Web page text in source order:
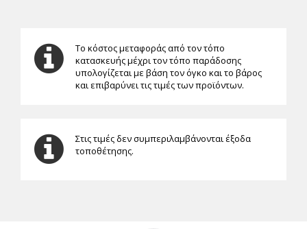
Το κόστος μεταφοράς από τον τόπο
κατασκευής μέχρι τον τόπο παράδοσης
υπολογίζεται με βάση τον όγκο και το βάρος
και επιβαρύνει τις τιμές των προϊόντων.
Στις τιμές δεν συμπεριλαμβάνονται έξοδα
τοποθέτησης.